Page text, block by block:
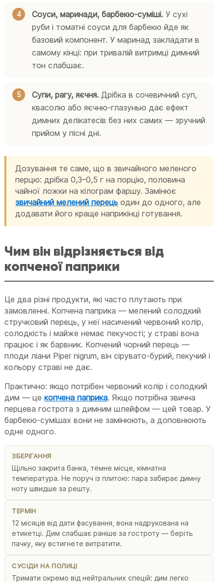
Соуси, маринади, барбекю-суміші. У сухі
руби і томатні соуси для барбекю йде як
базовий компонент. У маринад закладати в
самому кінці: при тривалій витримці димний
тон слабшає.
Супи, рагу, яєчня. Дрібка в сочевичний суп,
квасолю або яєчню-глазунью дає ефект
димних делікатесів без них самих — зручний
прийом у пісні дні.
Дозування те саме, що в звичайного меленого
перцю: дрібка 0,3–0,5 г на порцію, половина
чайної ложки на кілограм фаршу. Замінює
звичайний мелений перець один до одного, але
додавати його краще наприкінці готування.
Чим він відрізняється від
копченої паприки
Це два різні продукти, які часто плутають при
замовленні. Копчена паприка — мелений солодкий
стручковий перець, у неї насичений червоний колір,
солодкість і майже немає пекучості; у страві вона
працює і як барвник. Копчений чорний перець —
плоди ліани Piper nigrum, він сірувато-бурий, пекучий і
кольору страві не дає.
Практично: якщо потрібен червоний колір і солодкий
дим — цекопчена паприка. Якщо потрібна звична
перцева гострота з димним шлейфом — цей товар. У
барбекю-сумішах вони не замінюють, а доповнюють
одне одного.
ЗБЕРІГАННЯ
Щільно закрита банка, темне місце, кімнатна
температура. Не поруч із плитою: пара забирає димну
ноту швидше за решту.
ТЕРМІН
12 місяців від дати фасування, вона надрукована на
етикетці. Дим слабшає раніше за гостроту — беріть
пачку, яку встигнете витратити.
СУСІДИ НА ПОЛИЦІ
Тримати окремо від нейтральних спецій: дим легко